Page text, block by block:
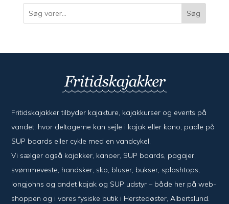
Søg
Fritidskajakker tilbyder kajak­ture, kajak­kurser og events på
vandet, hvor del­ta­ger­ne kan sejle i kajak eller kano, padle på
SUP boards eller cykle med en vand­cykel.
Vi sælger også kajak­ker, kanoer, SUP boards, pagajer,
svømme­veste, hand­sker, sko, bluser, bukser, splash­tops,
long­johns og andet kajak og SUP udstyr – både her på web­
shoppen og i vores fysiske butik i Her­sted­øster, Alberts­lund.